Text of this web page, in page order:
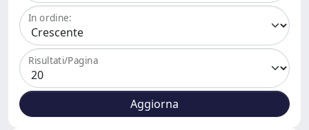
In ordine:
Risultati/Pagina